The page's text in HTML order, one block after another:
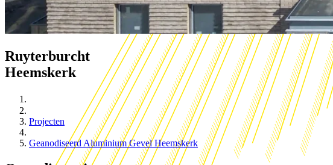
Ruyterburcht
Heemskerk
Projecten
Geanodiseerd Aluminium Gevel Heemskerk